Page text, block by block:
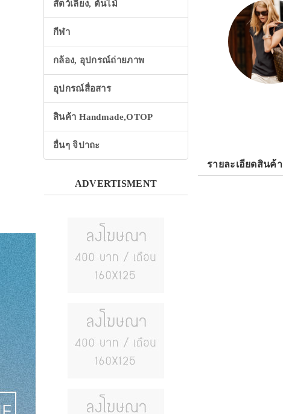
สัตว์เลี้ยง, ต้นไม้
กีฬา
กล้อง, อุปกรณ์ถ่ายภาพ
อุปกรณ์สื่อสาร
สินค้า Handmade,OTOP
อื่นๆ จิปาถะ
ADVERTISMENT
รายละเอียดสินค้า